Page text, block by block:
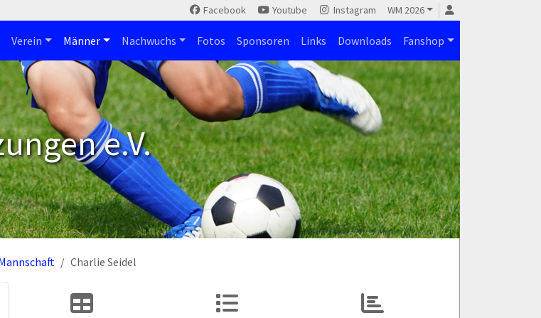
Facebook Youtube Instagram WM 2026
Verein Männer Nachwuchs Fotos Sponsoren Links Downloads Fanshop
e.V.
Charlie Seidel